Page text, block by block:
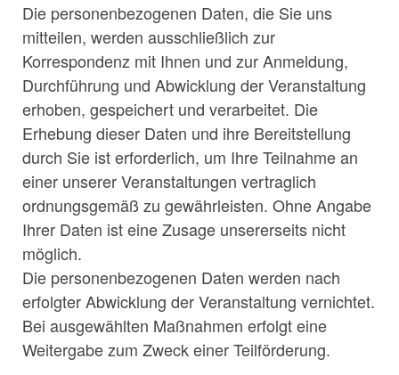
Die personenbezogenen Daten, die Sie uns
mitteilen, werden ausschließlich zur
Korrespondenz mit Ihnen und zur Anmeldung,
Durchführung und Abwicklung der Veranstaltung
erhoben, gespeichert und verarbeitet. Die
Erhebung dieser Daten und ihre Bereitstellung
durch Sie ist erforderlich, um Ihre Teilnahme an
einer unserer Veranstaltungen vertraglich
ordnungsgemäß zu gewährleisten. Ohne Angabe
Ihrer Daten ist eine Zusage unsererseits nicht
möglich.
Die personenbezogenen Daten werden nach
erfolgter Abwicklung der Veranstaltung vernichtet.
Bei ausgewählten Maßnahmen erfolgt eine
Weitergabe zum Zweck einer Teilförderung.